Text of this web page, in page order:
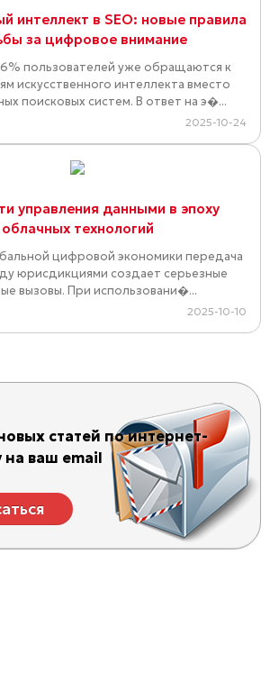
интеллект в SEO: новые правила
за цифровое внимание
пользователей уже обращаются к
искусственного интеллекта вместо
поисковых систем. В ответ на э�...
2025-10-24
управления данными в эпоху
облачных технологий
цифровой экономики передача
юрисдикциями создает серьезные
вызовы. При использовани�...
2025-10-10
статей по интернет-
на ваш email